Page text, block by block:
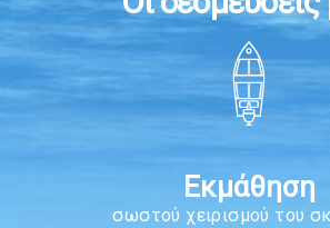
Εκμάθηση
σωστού χειρισμού του